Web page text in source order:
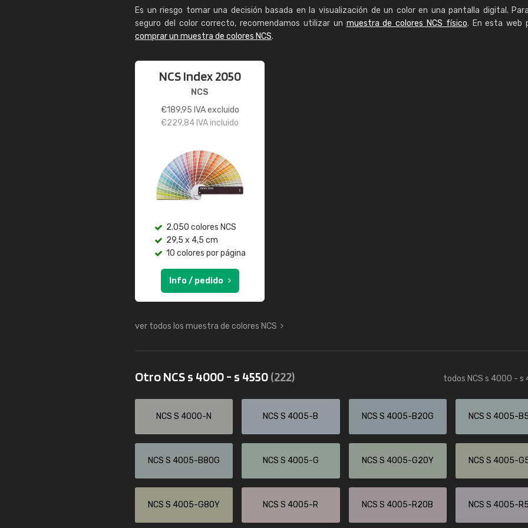
Es un riesgo tomar una decisión basada en la visualización de un color en una pantalla digital.
seguro del color correcto, recomendamos utilizar un muestra de colores NCS físico. En esta web
comprar un muestra de colores NCS.
NCS Index 2050
NCS
€189,95 IVA excluido
€229,84 IVA incluido
2.050 colores NCS
29,5 x 4,5 cm
10 colores por página
Info / pedido
ver todos los muestra de colores NCS
Otro NCS s 4000 - s 4550(222) todos NCS s 4000 - s
NCS S 4000-N NCS S 4005-B NCS S 4005-B20G NCS S 4005-
NCS S 4005-B80G NCS S 4005-G NCS S 4005-G20Y NCS S 4005-
NCS S 4005-G80Y NCS S 4005-R NCS S 4005-R20B NCS S 4005-